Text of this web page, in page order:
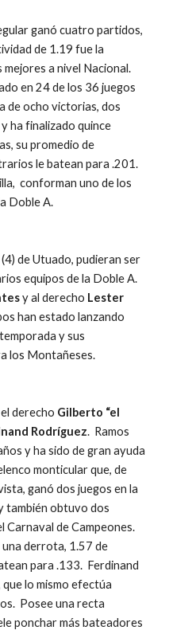
ganó cuatro partidos,
de 1.19 fue la
mejores a nivel Nacional.
en 24 de los 36 juegos
de ocho victorias, dos
ha finalizado quince
su promedio de
le batean para .201.
conforman uno de los
Doble A.
de Utuado, pudieran ser
equipos de la Doble A.
y al derecho Lester
han estado lanzando
y sus
los Montañeses.
derecho Gilberto “el
Rodríguez.  Ramos
y ha sido de gran ayuda
monticular que, de
ganó dos juegos en la
también obtuvo dos
de Campeones.
derrota, 1.57 de
para .133.  Ferdinand
lo mismo efectúa
Posee una recta
ponchar más bateadores